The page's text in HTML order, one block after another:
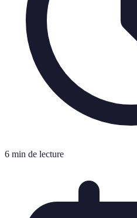
6 min de lecture